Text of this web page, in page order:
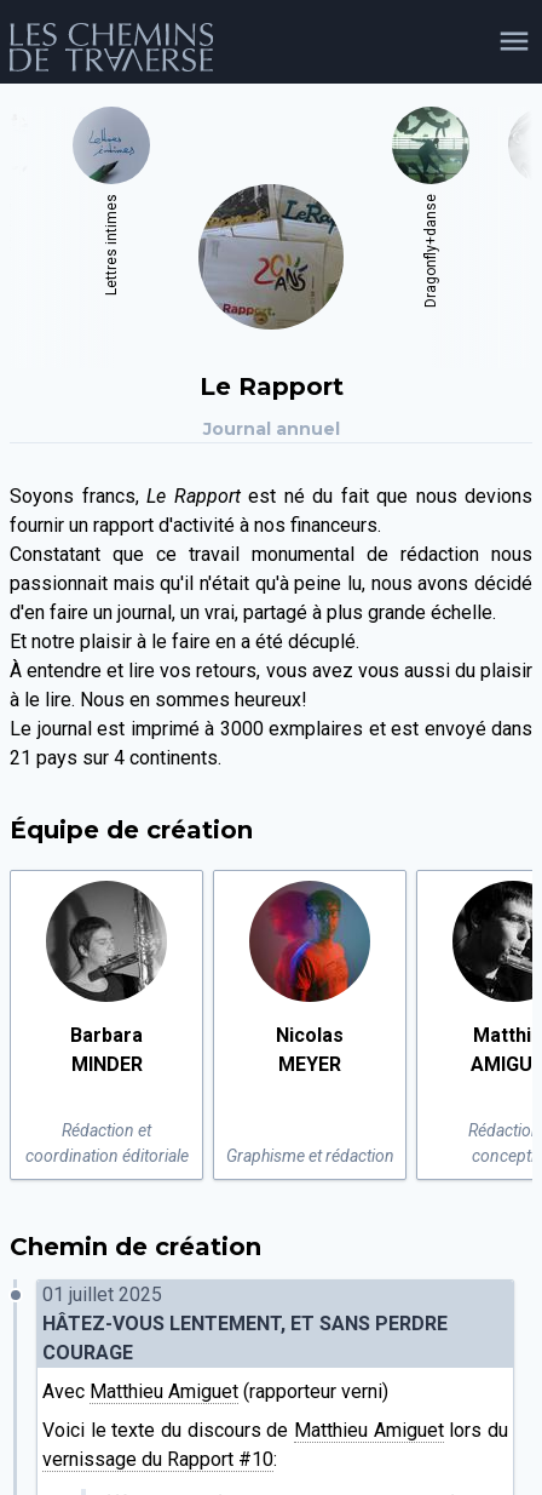
agenda shop
tel facebook soutien
Lettres intimes Dragonfly+danse
Le Rapport
Journal annuel
Soyons francs, Le Rapportest né du fait que nous devions
fournir un rapport d'activité à nos financeurs.
Constatant que ce travail monumental de rédaction nous
passionnait mais qu'il n'était qu'à peine lu, nous avons décidé
d'en faire un journal, un vrai, partagé à plus grande échelle.
Et notre plaisir à le faire en a été décuplé.
À entendre et lire vos retours, vous avez vous aussi du plaisir
à le lire. Nous en sommes heureux!
Le journal est imprimé à 3000 exmplaires et est envoyé dans
21 pays sur 4 continents.
Équipe de création
Barbara
MINDER
Rédaction et
coordination éditoriale
Nicolas
MEYER
Graphisme et rédaction
Chemin de création
01 juillet 2025
HÂTEZ-VOUS LENTEMENT, ET SANS PERDRE
COURAGE
Avec Matthieu Amiguet (rapporteur verni)
Voici le texte du discours de Matthieu Amiguetlors du
vernissage du Rapport #10: